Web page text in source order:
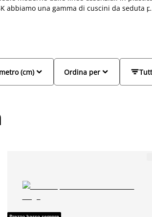
abbiamo una gamma di cuscini da seduta

(cm) 

Ordina per